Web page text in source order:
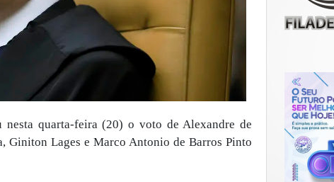
quarta-feira (20) o voto de Alexandre de
Giniton Lages e Marco Antonio de Barros Pinto